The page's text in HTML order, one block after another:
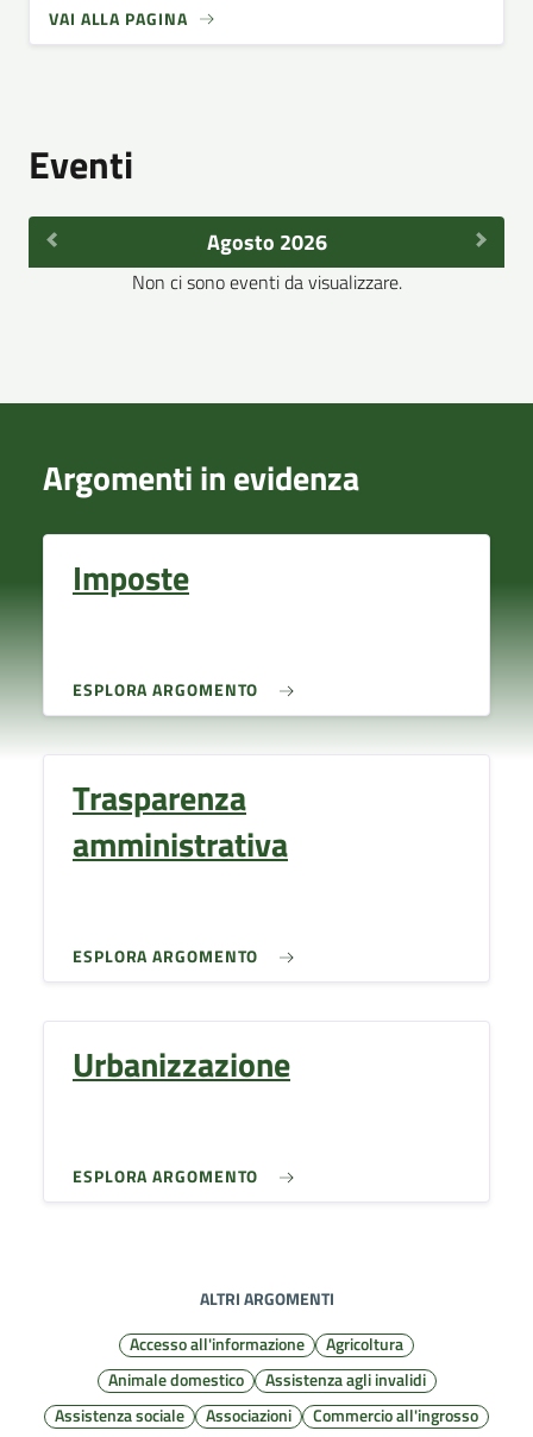
VAI ALLA PAGINA
Eventi
Agosto 2026
Non ci sono eventi da visualizzare.
Argomenti in evidenza
Imposte
ESPLORA ARGOMENTO
Trasparenza
amministrativa
ESPLORA ARGOMENTO
Urbanizzazione
ESPLORA ARGOMENTO
ALTRI ARGOMENTI
Accesso all'informazione
Agricoltura
Animale domestico
Assistenza agli invalidi
Assistenza sociale
Associazioni
Commercio all'ingrosso